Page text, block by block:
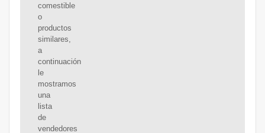
comestible
o
productos
similares,
a
continuación
le
mostramos
una
lista
de
vendedores